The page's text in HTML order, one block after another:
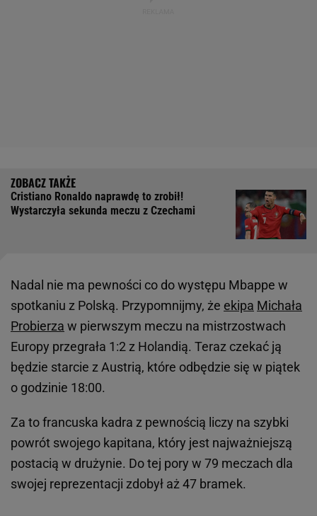
Cristiano Ronaldo naprawdę to zrobił!
Wystarczyła sekunda meczu z Czechami
Nadal nie ma pewności co do występu Mbappe w
spotkaniu z Polską. Przypomnijmy, że ekipa Michała
Probierza w pierwszym meczu na mistrzostwach
Europy przegrała 1:2 z Holandią. Teraz czekać ją
będzie starcie z Austrią, które odbędzie się w piątek
o godzinie 18:00.
Za to francuska kadra z pewnością liczy na szybki
powrót swojego kapitana, który jest najważniejszą
postacią w drużynie. Do tej pory w 79 meczach dla
swojej reprezentacji zdobył aż 47 bramek.